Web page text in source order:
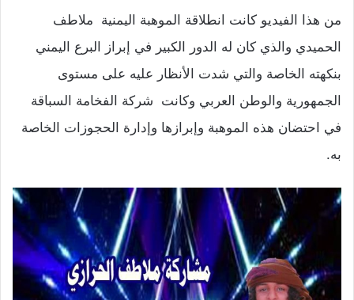
من هذا الفيديو كانت انطلاقة الموهبة اليمنية ملاطف
الحميدي والذي كان له الدور الكبير في إبراز البرع اليمني
بنكهته الخاصة والتي شدت الأنظار عليه على مستوى
الجمهورية والوطن العربي وكانت شركة الفخامة السباقة
في احتضان هذه الموهبة وإبرازها وإدارة الحجوزات الخاصة
به.